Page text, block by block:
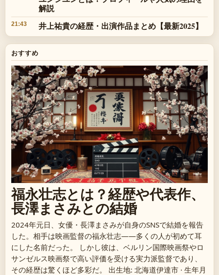
解説
21:43 井上祐貴の経歴・出演作品まとめ【最新2025】
おすすめ
福永壮志とは？経歴や代表作、
長澤まさみとの結婚
2024年元日、女優・長澤まさみが自身のSNSで結婚を報告
した。相手は映画監督の福永壮志――多くの人が初めて耳
にした名前だった。 しかし彼は、ベルリン国際映画祭やロ
サンゼルス映画祭で高い評価を受ける実力派監督であり、
その経歴は驚くほど多彩だ。 出生地: 北海道伊達市 · 生年月